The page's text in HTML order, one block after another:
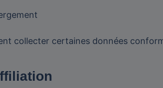
collecter certaines données